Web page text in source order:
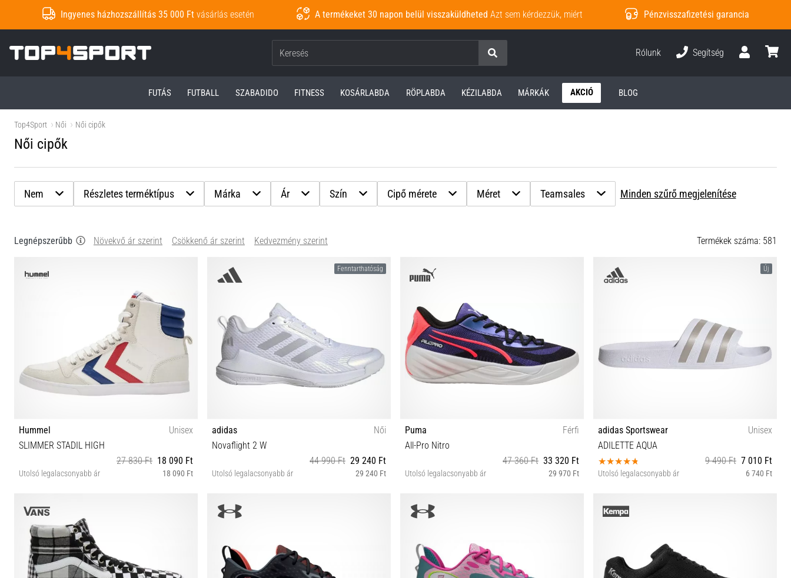
Ingyenes házhozszállítás 35 000 Ft vásárlás esetén A termékeket 30 napon belül visszaküldheted Azt sem kérdezzük, miért Pénzvisszafizetési garancia
Top4Sport.hu
Keresés
Rólunk
Segítség
FUTÁS FUTBALL SZABADIDO FITNESS KOSÁRLABDA RÖPLABDA KÉZILABDA MÁRKÁK AKCIÓ BLOG
Top4Sport Női Női cipők
Női cipők
Nem Részletes terméktípus Márka Ár Szín Cipő mérete Méret Teamsales Minden szűrő megjelenítése
Legnépszerűbb Növekvő ár szerint Csökkenő ár szerint Kedvezmény szerint Termékek száma: 581
Hummel
Unisex
SLIMMER STADIL HIGH
27 830 Ft 18 090 Ft
Utolsó legalacsonyabb ár 18 090 Ft
Fenntarthatóság
adidas
Női
Novaflight 2 W
44 990 Ft 29 240 Ft
Utolsó legalacsonyabb ár 29 240 Ft
36 36⅔ 37⅓ 38 38⅔ 39⅓ 40 40⅔ 41⅓ 42 42⅔
Puma
Férfi
All-Pro Nitro
47 360 Ft 33 320 Ft
Utolsó legalacsonyabb ár 29 970 Ft
Új
adidas Sportswear
Unisex
ADILETTE AQUA
9 490 Ft 7 010 Ft
Utolsó legalacsonyabb ár 6 740 Ft